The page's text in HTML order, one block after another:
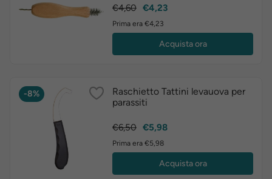
Prezzo
€4,60 Prezzo
€4,23
Prima era €4,23
Acquista ora
-8%
Raschietto Tattini levauova per
parassiti
Prezzo
€6,50 Prezzo
€5,98
Prima era €5,98
Acquista ora